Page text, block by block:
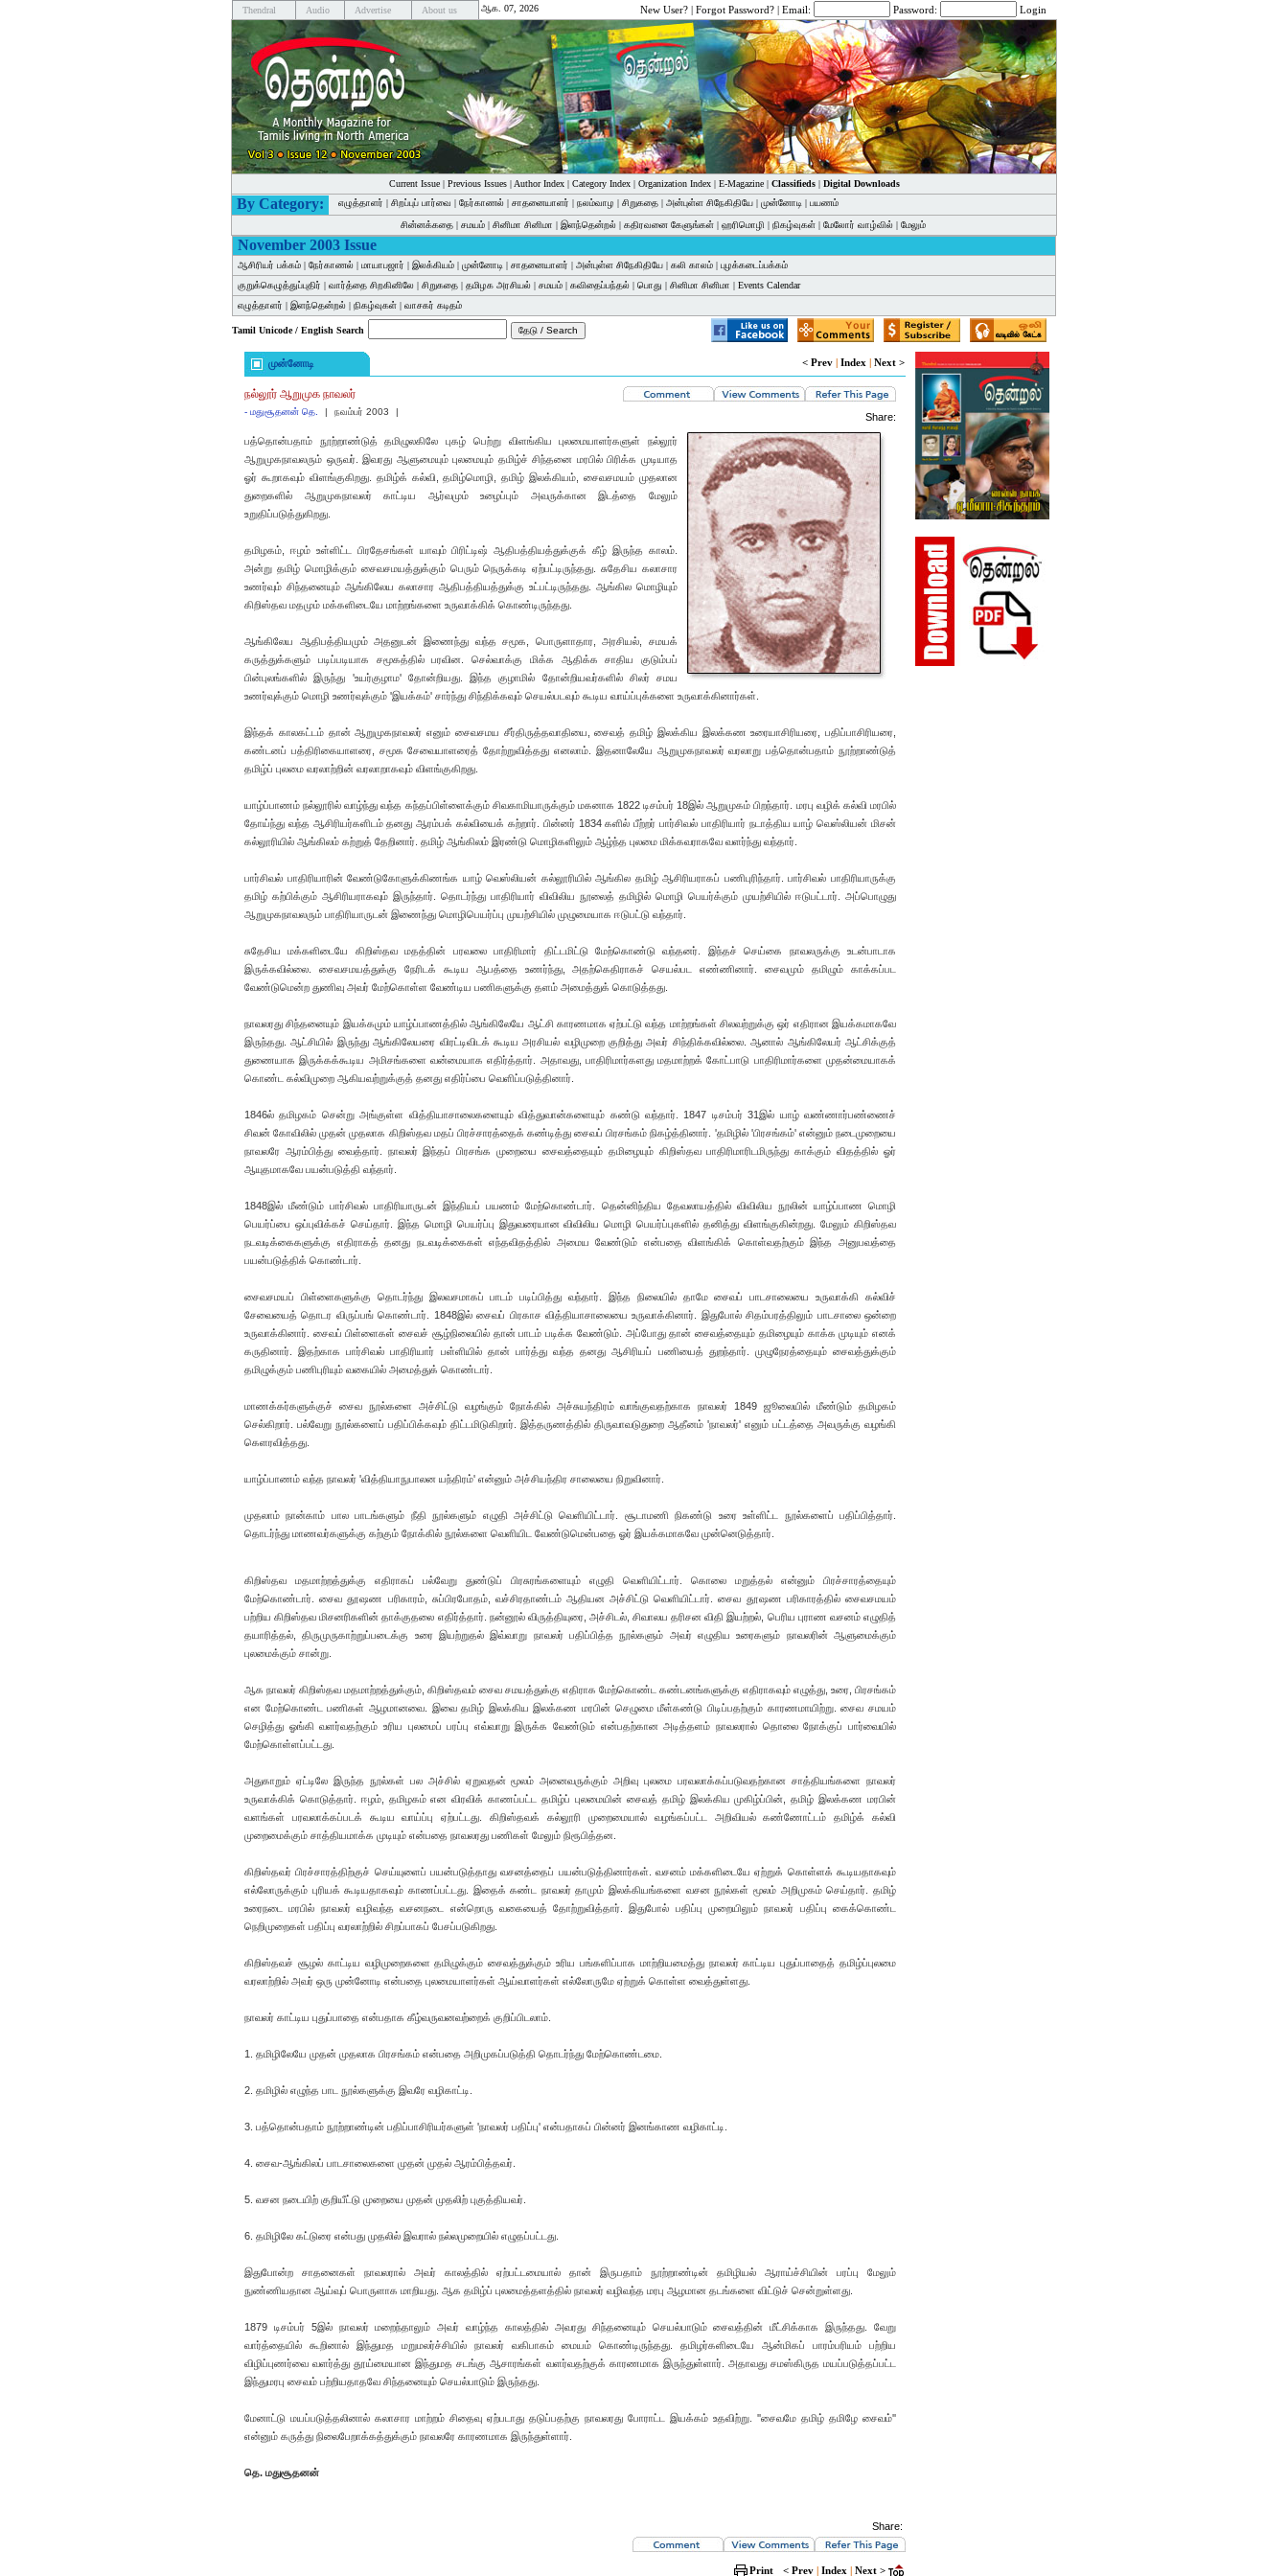
Thendral Audio Advertise About us ஆக. 07, 2026 New User? | Forgot Password? | Email: Password: Login
Current Issue| Previous Issues| Author Index| Category Index| Organization Index| E-Magazine| Classifieds| Digital Downloads
By Category: எழுத்தாளர் | சிறப்புப் பார்வை | நேர்காணல் | சாதனையாளர் | நலம்வாழ | சிறுகதை | அன்புள்ள சிநேகிதியே | முன்னோடி | பயணம்
சின்னக்கதை | சமயம் | சினிமா சினிமா | இளந்தென்றல் | கதிரவனை கேளுங்கள் | ஹரிமொழி | நிகழ்வுகள் | மேலோர் வாழ்வில் | மேலும்
November 2003 Issue
ஆசிரியர் பக்கம் | நேர்காணல் | மாயாபஜார் | இலக்கியம் | முன்னோடி | சாதனையாளர் | அன்புள்ள சிநேகிதியே | கலி காலம் | புழக்கடைப்பக்கம்
குறுக்கெழுத்துப்புதிர் | வார்த்தை சிறகினிலே | சிறுகதை | தமிழக அரசியல் | சமயம் | கவிதைப்பந்தல் | பொது | சினிமா சினிமா | Events Calendar
எழுத்தாளர் | இளந்தென்றல் | நிகழ்வுகள் | வாசகர் கடிதம்
Tamil Unicode / English Search
முன்னோடி < Prev | Index | Next >
நல்லூர் ஆறுமுக நாவலர்
- மதுசூதனன் தெ. | நவம்பர் 2003 | Share:
பத்தொன்பதாம் நூற்றாண்டுத் தமிழுலகிலே புகழ் பெற்று விளங்கிய புலமையாளர்களுள் நல்லூர்
ஆறுமுகநாவலரும் ஒருவர். இவரது ஆளுமையும் புலமையும் தமிழ்ச் சிந்தனை மரபில் பிரிக்க முடியாத
ஓர் கூறாகவும் விளங்குகிறது. தமிழ்க் கல்வி, தமிழ்மொழி, தமிழ் இலக்கியம், சைவசமயம் முதலான
துறைகளில் ஆறுமுகநாவலர் காட்டிய ஆர்வமும் உழைப்பும் அவருக்கான இடத்தை மேலும்
உறுதிப்படுத்துகிறது.
தமிழகம், ஈழம் உள்ளிட்ட பிரதேசங்கள் யாவும் பிரிட்டிஷ் ஆதிபத்தியத்துக்குக் கீழ் இருந்த காலம்.
அன்று தமிழ் மொழிக்கும் சைவசமயத்துக்கும் பெரும் நெருக்கடி ஏற்பட்டிருந்தது. சுதேசிய கலாசார
உணர்வும் சிந்தனையும் ஆங்கிலேய கலாசார ஆதிபத்தியத்துக்கு உட்பட்டிருந்தது. ஆங்கில மொழியும்
கிறிஸ்தவ மதமும் மக்களிடையே மாற்றங்களை உருவாக்கிக் கொண்டிருந்தது.
ஆங்கிலேய ஆதிபத்தியமும் அதனுடன் இணைந்து வந்த சமூக, பொருளாதார, அரசியல், சமயக்
கருத்துக்களும் படிப்படியாக சமூகத்தில் பரவின. செல்வாக்கு மிக்க ஆதிக்க சாதிய குடும்பப்
பின்புலங்களில் இருந்து 'உயர்குழாம' தோன்றியது. இந்த குழாமில் தோன்றியவர்களில் சிலர் சமய
உணர்வுக்கும் மொழி உணர்வுக்கும் 'இயக்கம்' சார்ந்து சிந்திக்கவும் செயல்படவும் கூடிய வாய்ப்புக்களை உருவாக்கினார்கள்.
இந்தக் காலகட்டம் தான் ஆறுமுகநாவலர் எனும் சைவசமய சீர்திருத்தவாதியை, சைவத் தமிழ் இலக்கிய இலக்கண உரையாசிரியரை, பதிப்பாசிரியரை,
கண்டனப் பத்திரிகையாளரை, சமூக சேவையாளரைத் தோற்றுவித்தது எனலாம். இதனாலேயே ஆறுமுகநாவலர் வரலாறு பத்தொன்பதாம் நூற்றாண்டுத்
தமிழ்ப் புலமை வரலாற்றின் வரலாறாகவும் விளங்குகிறது.
யாழ்ப்பாணம் நல்லூரில் வாழ்ந்து வந்த கந்தப்பிள்ளைக்கும் சிவகாமியாருக்கும் மகனாக 1822 டிசம்பர் 18இல் ஆறுமுகம் பிறந்தார். மரபு வழிக் கல்வி மரபில்
தோய்ந்து வந்த ஆசிரியர்களிடம் தனது ஆரம்பக் கல்வியைக் கற்றார். பின்னர் 1834 களில் பீற்றர் பார்சிவல் பாதிரியார் நடாத்திய யாழ் வெஸ்லியன் மிசன்
கல்லூரியில் ஆங்கிலம் கற்றுத் தேறினார். தமிழ் ஆங்கிலம் இரண்டு மொழிகளிலும் ஆழ்ந்த புலமை மிக்கவராகவே வளர்ந்து வந்தார்.
பார்சிவல் பாதிரியாரின் வேண்டுகோளுக்கிணங்க யாழ் வெஸ்லியன் கல்லூரியில் ஆங்கில தமிழ் ஆசிரியராகப் பணிபுரிந்தார். பார்சிவல் பாதிரியாருக்கு
தமிழ் கற்பிக்கும் ஆசிரியராகவும் இருந்தார். தொடர்ந்து பாதிரியார் விவிலிய நூலைத் தமிழில் மொழி பெயர்க்கும் முயற்சியில் ஈடுபட்டார். அப்பொழுது
ஆறுமுகநாவலரும் பாதிரியாருடன் இணைந்து மொழிபெயர்ப்பு முயற்சியில் முழுமையாக ஈடுபட்டு வந்தார்.
சுதேசிய மக்களிடையே கிறிஸ்தவ மதத்தின் பரவலை பாதிரிமார் திட்டமிட்டு மேற்கொண்டு வந்தனர். இந்தச் செய்கை நாவலருக்கு உடன்பாடாக
இருக்கவில்லை. சைவசமயத்துக்கு நேரிடக் கூடிய ஆபத்தை உணர்ந்து, அதற்கெதிராகச் செயல்பட எண்ணினார். சைவமும் தமிழும் காக்கப்பட
வேண்டுமென்ற துணிவு அவர் மேற்கொள்ள வேண்டிய பணிகளுக்கு தளம் அமைத்துக் கொடுத்தது.
நாவலரது சிந்தனையும் இயக்கமும் யாழ்ப்பாணத்தில் ஆங்கிலேயே ஆட்சி காரணமாக ஏற்பட்டு வந்த மாற்றங்கள் சிலவற்றுக்கு ஒர் எதிரான இயக்கமாகவே
இருந்தது. ஆட்சியில் இருந்து ஆங்கிலேயரை விரட்டிவிடக் கூடிய அரசியல் வழிமுறை குறித்து அவர் சிந்திக்கவில்லை. ஆனால் ஆங்கிலேயர் ஆட்சிக்குத்
துணையாக இருக்கக்கூடிய அமிசங்களை வன்மையாக எதிர்த்தார். அதாவது, பாதிரிமார்களது மதமாற்றக் கோட்பாடு பாதிரிமார்களை முதன்மையாகக்
கொண்ட கல்விமுறை ஆகியவற்றுக்குத் தனது எதிர்ப்பை வெளிப்படுத்தினார்.
1846ல் தமிழகம் சென்று அங்குள்ள வித்தியாசாலைகளையும் வித்துவான்களையும் கண்டு வந்தார். 1847 டிசம்பர் 31இல் யாழ் வண்ணார்பண்ணைச்
சிவன் கோவிலில் முதன் முதலாக கிறிஸ்தவ மதப் பிரச்சாரத்தைக் கண்டித்து சைவப் பிரசங்கம் நிகழ்த்தினார். 'தமிழில் 'பிரசங்கம்' என்னும் நடைமுறையை
நாவலரே ஆரம்பித்து வைத்தார். நாவலர் இந்தப் பிரசங்க முறையை சைவத்தையும் தமிழையும் கிறிஸ்தவ பாதிரிமாரிடமிருந்து காக்கும் விதத்தில் ஓர்
ஆயுதமாகவே பயன்படுத்தி வந்தார்.
1848இல் மீண்டும் பார்சிவல் பாதிரியாருடன் இந்தியப் பயணம் மேற்கொண்டார். தென்னிந்திய தேவலாயத்தில் விவிலிய நூலின் யாழ்ப்பாண மொழி
பெயர்ப்பை ஒப்புவிக்கச் செய்தார். இந்த மொழி பெயர்ப்பு இதுவரையான விவிலிய மொழி பெயர்ப்புகளில் தனித்து விளங்குகின்றது. மேலும் கிறிஸ்தவ
நடவடிக்கைகளுக்கு எதிராகத் தனது நடவடிக்கைகள் எந்தவிதத்தில் அமைய வேண்டும் என்பதை விளங்கிக் கொள்வதற்கும் இந்த அனுபவத்தை
பயன்படுத்திக் கொண்டார்.
சைவசமயப் பிள்ளைகளுக்கு தொடர்ந்து இலவசமாகப் பாடம் படிப்பித்து வந்தார். இந்த நிலையில் தாமே சைவப் பாடசாலையை உருவாக்கி கல்விச்
சேவையைத் தொடர விருப்பங் கொண்டார். 1848இல் சைவப் பிரகாச வித்தியாசாலையை உருவாக்கினார். இதுபோல் சிதம்பரத்திலும் பாடசாலை ஒன்றை
உருவாக்கினார். சைவப் பிள்ளைகள் சைவச் சூழ்நிலையில் தான் பாடம் படிக்க வேண்டும். அப்போது தான் சைவத்தையும் தமிழையும் காக்க முடியும் எனக்
கருதினார். இதற்காக பார்சிவல் பாதிரியார் பள்ளியில் தான் பார்த்து வந்த தனது ஆசிரியப் பணியைத் துறந்தார். முழுநேரத்தையும் சைவத்துக்கும்
தமிழுக்கும் பணிபுரியும் வகையில் அமைத்துக் கொண்டார்.
மாணக்கர்களுக்குச் சைவ நூல்களை அச்சிட்டு வழங்கும் நோக்கில் அச்சுயந்திரம் வாங்குவதற்காக நாவலர் 1849 ஜூலையில் மீண்டும் தமிழகம்
செல்கிறார். பல்வேறு நூல்களைப் பதிப்பிக்கவும் திட்டமிடுகிறார். இத்தருணத்தில் திருவாவடுதுறை ஆதீனம் 'நாவலர்' எனும் பட்டத்தை அவருக்கு வழங்கி
கெளரவித்தது.
யாழ்ப்பாணம் வந்த நாவலர் 'வித்தியாநுபாலன யந்திரம்' என்னும் அச்சியந்திர சாலையை நிறுவினார்.
முதலாம் நான்காம் பால பாடங்களும் நீதி நூல்களும் எழுதி அச்சிட்டு வெளியிட்டார். சூடாமணி நிகண்டு உரை உள்ளிட்ட நூல்களைப் பதிப்பித்தார்.
தொடர்ந்து மாணவர்களுக்கு கற்கும் நோக்கில் நூல்களை வெளியிட வேண்டுமென்பதை ஓர் இயக்கமாகவே முன்னெடுத்தார்.
கிறிஸ்தவ மதமாற்றத்துக்கு எதிராகப் பல்வேறு துண்டுப் பிரசுரங்களையும் எழுதி வெளியிட்டார். கொலை மறுத்தல் என்னும் பிரச்சாரத்தையும்
மேற்கொண்டார். சைவ தூஷண பரிகாரம், சுப்பிரபோதம், வச்சிரதாண்டம் ஆதியன அச்சிட்டு வெளியிட்டார். சைவ தூஷண பரிகாரத்தில் சைவசமயம்
பற்றிய கிறிஸ்தவ மிசனரிகளின் தாக்குதலை எதிர்த்தார். நன்னூல் விருத்தியுரை, அச்சிடல், சிவாலய தரிசன விதி இயற்றல், பெரிய புராண வசனம் எழுதித்
தயாரித்தல், திருமுருகாற்றுப்படைக்கு உரை இயற்றுதல் இவ்வாறு நாவலர் பதிப்பித்த நூல்களும் அவர் எழுதிய உரைகளும் நாவலரின் ஆளுமைக்கும்
புலமைக்கும் சான்று.
ஆக நாவலர் கிறிஸ்தவ மதமாற்றத்துக்கும், கிறிஸ்தவம் சைவ சமயத்துக்கு எதிராக மேற்கொண்ட கண்டனங்களுக்கு எதிராகவும் எழுத்து, உரை, பிரசங்கம்
என மேற்கொண்ட பணிகள் ஆழமானவை. இவை தமிழ் இலக்கிய இலக்கண மரபின் செழுமை மீள்கண்டு பிடிப்பதற்கும் காரணமாயிற்று. சைவ சமயம்
செழித்து ஓங்கி வளர்வதற்கும் உரிய புலமைப் பரப்பு எவ்வாறு இருக்க வேண்டும் என்பதற்கான அடித்தளம் நாவலரால் தொலை நோக்குப் பார்வையில்
மேற்கொள்ளப்பட்டது.
அதுகாறும் ஏட்டிலே இருந்த நூல்கள் பல அச்சில் ஏறுவதன் மூலம் அனைவருக்கும் அறிவு புலமை பரவலாக்கப்படுவதற்கான சாத்தியங்களை நாவலர்
உருவாக்கிக் கொடுத்தார். ஈழம், தமிழகம் என விரவிக் காணப்பட்ட தமிழ்ப் புலமையின் சைவத் தமிழ் இலக்கிய முகிழ்ப்பின், தமிழ் இலக்கண மரபின்
வளங்கள் பரவலாக்கப்படக் கூடிய வாய்ப்பு ஏற்பட்டது. கிறிஸ்தவக் கல்லூரி முறைமையால் வழங்கப்பட்ட அறிவியல் கண்ணோட்டம் தமிழ்க் கல்வி
முறைமைக்கும் சாத்தியமாக்க முடியும் என்பதை நாவலரது பணிகள் மேலும் நிரூபித்தன.
கிறிஸ்தவர் பிரச்சாரத்திற்குச் செய்யுளைப் பயன்படுத்தாது வசனத்தைப் பயன்படுத்தினார்கள். வசனம் மக்களிடையே ஏற்றுக் கொள்ளக் கூடியதாகவும்
எல்லோருக்கும் புரியக் கூடியதாகவும் காணப்பட்டது. இதைக் கண்ட நாவலர் தாமும் இலக்கியங்களை வசன நூல்கள் மூலம் அறிமுகம் செய்தார். தமிழ்
உரைநடை மரபில் நாவலர் வழிவந்த வசனநடை என்றொரு வகையைத் தோற்றுவித்தார். இதுபோல் பதிப்பு முறையிலும் நாவலர் பதிப்பு கைக்கொண்ட
நெறிமுறைகள் பதிப்பு வரலாற்றில் சிறப்பாகப் பேசப்படுகிறது.
கிறிஸ்தவச் சூழல் காட்டிய வழிமுறைகளை தமிழுக்கும் சைவத்துக்கும் உரிய பங்களிப்பாக மாற்றியமைத்து நாவலர் காட்டிய புதுப்பாதைத் தமிழ்ப்புலமை
வரலாற்றில் அவர் ஒரு முன்னோடி என்பதை புலமையாளர்கள் ஆய்வாளர்கள் எல்லோருமே ஏற்றுக் கொள்ள வைத்துள்ளது.
நாவலர் காட்டிய புதுப்பாதை என்பதாக கீழ்வருவனவற்றைக் குறிப்பிடலாம்.
1. தமிழிலேயே முதன் முதலாக பிரசங்கம் என்பதை அறிமுகப்படுத்தி தொடர்ந்து மேற்கொண்டமை.
2. தமிழில் எழுந்த பாட நூல்களுக்கு இவரே வழிகாட்டி.
3. பத்தொன்பதாம் நூற்றாண்டின் பதிப்பாசிரியர்களுள் 'நாவலர் பதிப்பு' என்பதாகப் பின்னர் இனங்காண வழிகாட்டி.
4. சைவ-ஆங்கிலப் பாடசாலைகளை முதன் முதல் ஆரம்பித்தவர்.
5. வசன நடையிற் குறியீட்டு முறையை முதன் முதலிற் புகுத்தியவர்.
6. தமிழிலே கட்டுரை என்பது முதலில் இவரால் நல்லமுறையில் எழுதப்பட்டது.
இதுபோன்ற சாதனைகள் நாவலரால் அவர் காலத்தில் ஏற்பட்டமையால் தான் இருபதாம் நூற்றாண்டின் தமிழியல் ஆராய்ச்சியின் பரப்பு மேலும்
நுண்ணியதான ஆய்வுப் பொருளாக மாறியது. ஆக தமிழ்ப் புலமைத்தளத்தில் நாவலர் வழிவந்த மரபு ஆழமான தடங்களை விட்டுச் சென்றுள்ளது.
1879 டிசம்பர் 5இல் நாவலர் மறைந்தாலும் அவர் வாழ்ந்த காலத்தில் அவரது சிந்தனையும் செயல்பாடும் சைவத்தின் மீட்சிக்காக இருந்தது. வேறு
வார்த்தையில் கூறினால் இந்துமத மறுமலர்ச்சியில் நாவலர் வகிபாகம் மையம் கொண்டிருந்தது. தமிழர்களிடையே ஆன்மிகப் பாரம்பரியம் பற்றிய
விழிப்புணர்வை வளர்த்து தூய்மையான இந்துமத சடங்கு ஆசாரங்கள் வளர்வதற்குக் காரணமாக இருந்துள்ளார். அதாவது சமஸ்கிருத மயப்படுத்தப்பட்ட
இந்துமரபு சைவம் பற்றியதாதவே சிந்தனையும் செயல்பாடும் இருந்தது.
மேனாட்டு மயப்படுத்தலினால் கலாசார மாற்றம் சிதைவு ஏற்படாது தடுப்பதற்கு நாவலரது போராட்ட இயக்கம் உதவிற்று. ''சைவமே தமிழ் தமிழே சைவம்''
என்னும் கருத்து நிலைபேறாக்கத்துக்கும் நாவலரே காரணமாக இருந்துள்ளார்.
தெ. மதுசூதனன்
Share:
Print < Prev | Index | Next >